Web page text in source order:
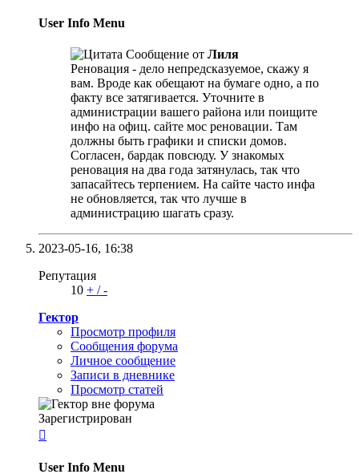
User Info Menu
Сообщение от Лиля
Реновация - дело непредсказуемое, скажу я
вам. Вроде как обещают на бумаге одно, а по
факту все затягивается. Уточните в
администрации вашего района или поищите
инфо на офиц. сайте мос реновации. Там
должны быть графики и списки домов.
Согласен, бардак повсюду. У знакомых
реновация на два года затянулась, так что
запасайтесь терпением. На сайте часто инфа
не обновляется, так что лучше в
администрацию шагать сразу.
2023-05-16, 16:38
Репутация
10 + /-
Гектор
Просмотр профиля
Сообщения форума
Личное сообщение
Записи в дневнике
Просмотр статей
Зарегистрирован

User Info Menu